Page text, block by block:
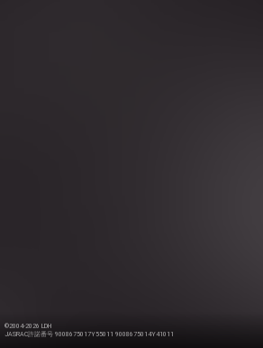
©2004-2026 LDH
JASRAC許諾番号 9008675017Y55011 9008675014Y41011